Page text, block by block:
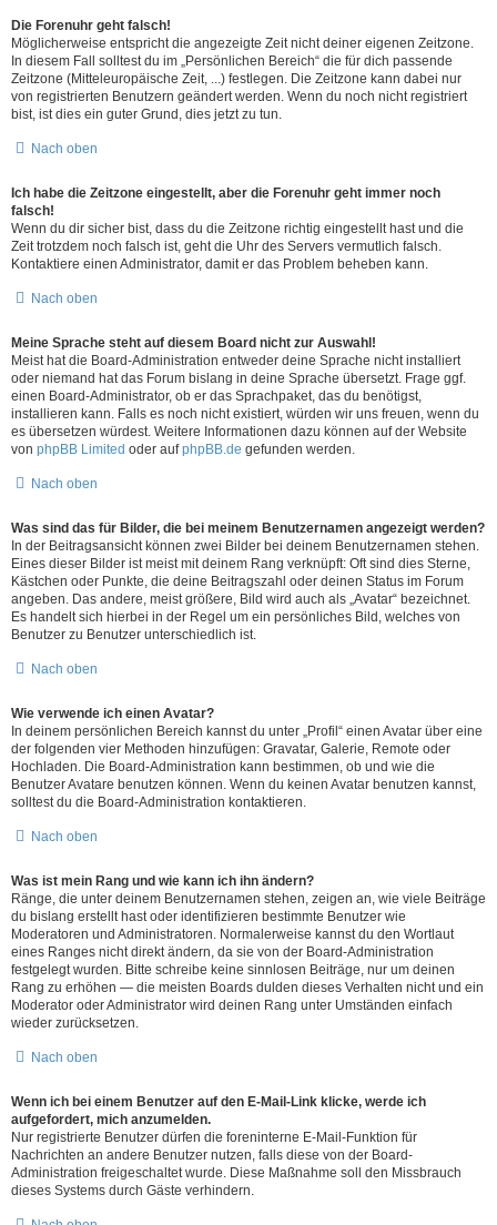
Die Forenuhr geht falsch!
Möglicherweise entspricht die angezeigte Zeit nicht deiner eigenen Zeitzone.
In diesem Fall solltest du im „Persönlichen Bereich“ die für dich passende
Zeitzone (Mitteleuropäische Zeit, ...) festlegen. Die Zeitzone kann dabei nur
von registrierten Benutzern geändert werden. Wenn du noch nicht registriert
bist, ist dies ein guter Grund, dies jetzt zu tun.
Nach oben
Ich habe die Zeitzone eingestellt, aber die Forenuhr geht immer noch
falsch!
Wenn du dir sicher bist, dass du die Zeitzone richtig eingestellt hast und die
Zeit trotzdem noch falsch ist, geht die Uhr des Servers vermutlich falsch.
Kontaktiere einen Administrator, damit er das Problem beheben kann.
Nach oben
Meine Sprache steht auf diesem Board nicht zur Auswahl!
Meist hat die Board-Administration entweder deine Sprache nicht installiert
oder niemand hat das Forum bislang in deine Sprache übersetzt. Frage ggf.
einen Board-Administrator, ob er das Sprachpaket, das du benötigst,
installieren kann. Falls es noch nicht existiert, würden wir uns freuen, wenn du
es übersetzen würdest. Weitere Informationen dazu können auf der Website
von phpBB Limited oder aufphpBB.de gefunden werden.
Nach oben
Was sind das für Bilder, die bei meinem Benutzernamen angezeigt werden?
In der Beitragsansicht können zwei Bilder bei deinem Benutzernamen stehen.
Eines dieser Bilder ist meist mit deinem Rang verknüpft: Oft sind dies Sterne,
Kästchen oder Punkte, die deine Beitragszahl oder deinen Status im Forum
angeben. Das andere, meist größere, Bild wird auch als „Avatar“ bezeichnet.
Es handelt sich hierbei in der Regel um ein persönliches Bild, welches von
Benutzer zu Benutzer unterschiedlich ist.
Nach oben
Wie verwende ich einen Avatar?
In deinem persönlichen Bereich kannst du unter „Profil“ einen Avatar über eine
der folgenden vier Methoden hinzufügen: Gravatar, Galerie, Remote oder
Hochladen. Die Board-Administration kann bestimmen, ob und wie die
Benutzer Avatare benutzen können. Wenn du keinen Avatar benutzen kannst,
solltest du die Board-Administration kontaktieren.
Nach oben
Was ist mein Rang und wie kann ich ihn ändern?
Ränge, die unter deinem Benutzernamen stehen, zeigen an, wie viele Beiträge
du bislang erstellt hast oder identifizieren bestimmte Benutzer wie
Moderatoren und Administratoren. Normalerweise kannst du den Wortlaut
eines Ranges nicht direkt ändern, da sie von der Board-Administration
festgelegt wurden. Bitte schreibe keine sinnlosen Beiträge, nur um deinen
Rang zu erhöhen — die meisten Boards dulden dieses Verhalten nicht und ein
Moderator oder Administrator wird deinen Rang unter Umständen einfach
wieder zurücksetzen.
Nach oben
Wenn ich bei einem Benutzer auf den E-Mail-Link klicke, werde ich
aufgefordert, mich anzumelden.
Nur registrierte Benutzer dürfen die foreninterne E-Mail-Funktion für
Nachrichten an andere Benutzer nutzen, falls diese von der Board-
Administration freigeschaltet wurde. Diese Maßnahme soll den Missbrauch
dieses Systems durch Gäste verhindern.